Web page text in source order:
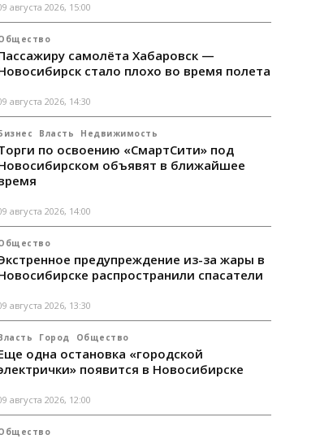
августа 2026, 15:00
самолёта Хабаровск —
стало плохо во время полета
августа 2026, 14:30
Власть Недвижимость
по освоению «СмартСити» под
объявят в ближайшее
августа 2026, 14:00
предупреждение из-за жары в
распространили спасатели
августа 2026, 13:30
Город Общество
одна остановка «городской
появится в Новосибирске
августа 2026, 12:00